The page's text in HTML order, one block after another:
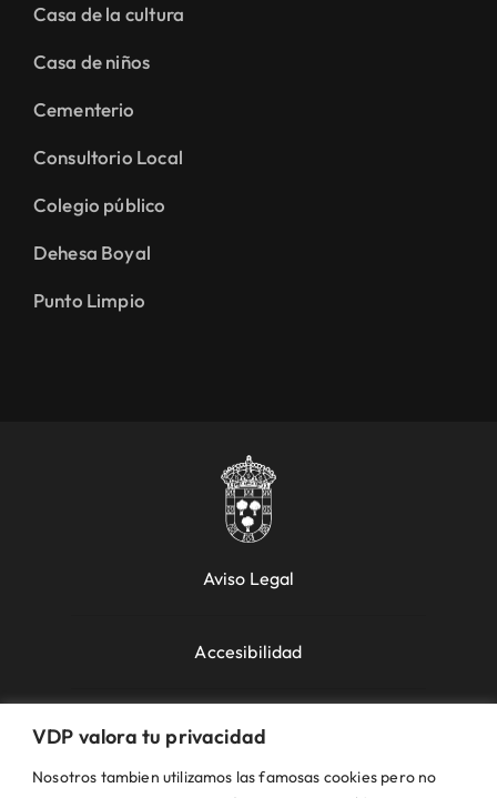
VDP valora tu privacidad
Nosotros tambien utilizamos las famosas cookies pero no
Casa de la cultura
Casa de niños
Cementerio
Consultorio Local
Colegio público
Dehesa Boyal
Punto Limpio
Aviso Legal
Accesibilidad
Política de Cookies